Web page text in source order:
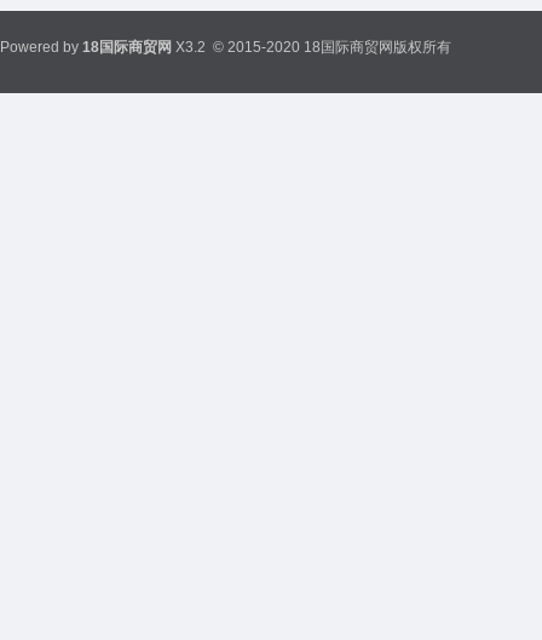
Powered by 18国际商贸网 X3.2 © 2015-2020 18国际商贸网版权所有